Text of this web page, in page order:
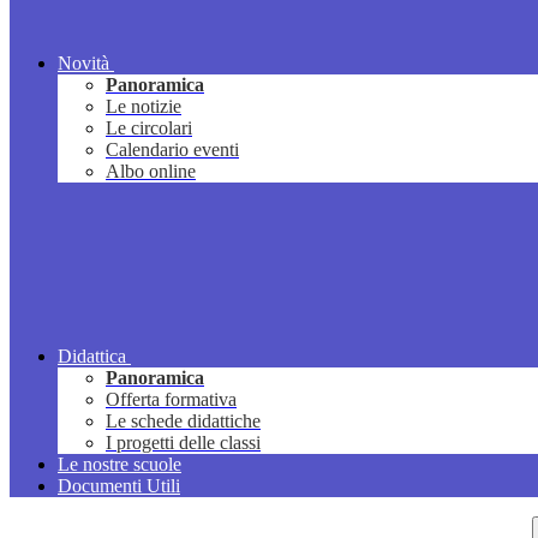
Novità
Panoramica
Le notizie
Le circolari
Calendario eventi
Albo online
Didattica
Panoramica
Offerta formativa
Le schede didattiche
I progetti delle classi
Le nostre scuole
Documenti Utili